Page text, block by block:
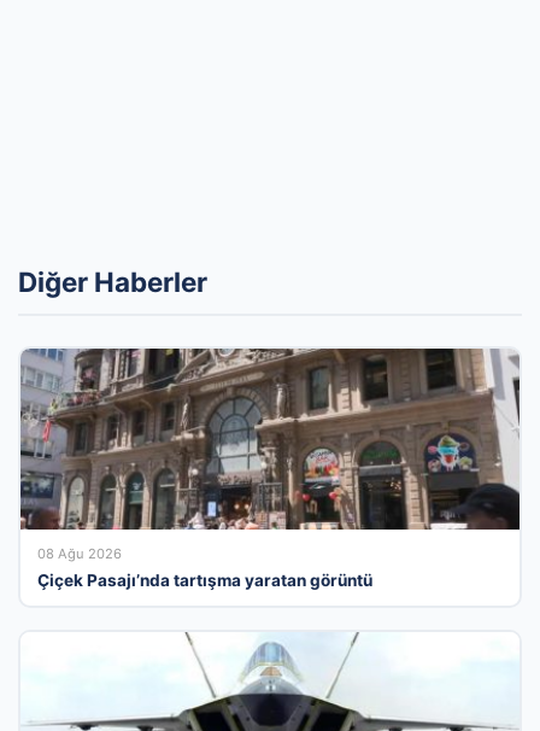
Diğer Haberler
08 Ağu 2026
Çiçek Pasajı’nda tartışma yaratan görüntü